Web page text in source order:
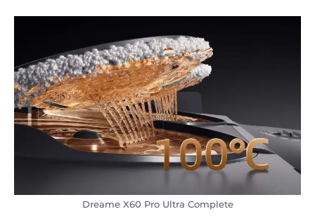
Dreame X60 Pro Ultra Complete